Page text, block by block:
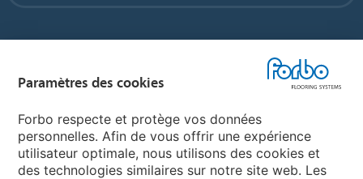
My Forbo
Paramètres des cookies
Forbo respecte et protège vos données
personnelles. Afin de vous offrir une expérience
utilisateur optimale, nous utilisons des cookies et
des technologies similaires sur notre site web. Les